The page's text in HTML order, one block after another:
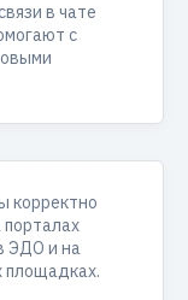
в чате
с
корректно
ЭДО и на
площадках.